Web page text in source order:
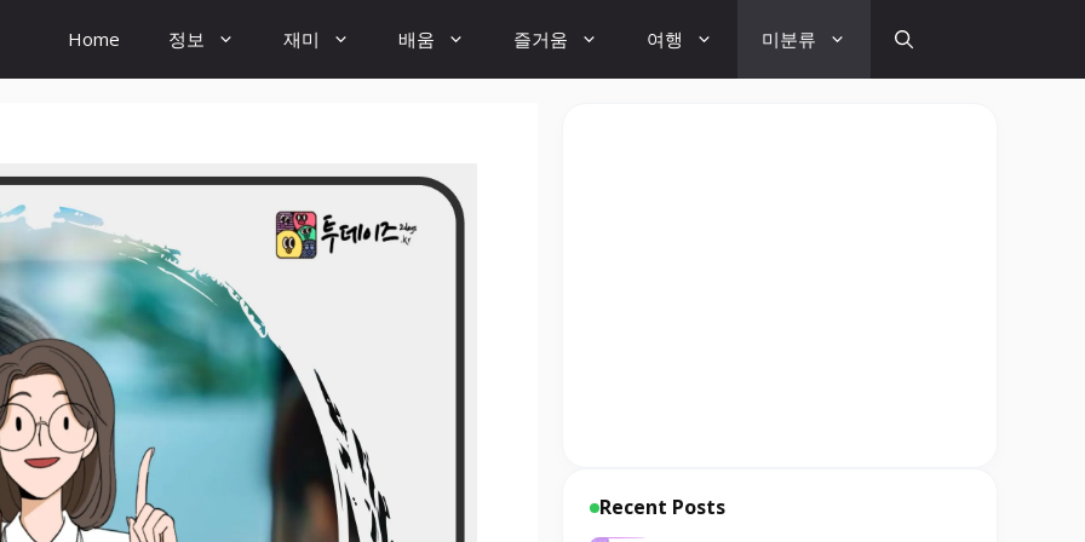
Home 정보 재미 배움 즐거움 여행 미분류
Recent Posts